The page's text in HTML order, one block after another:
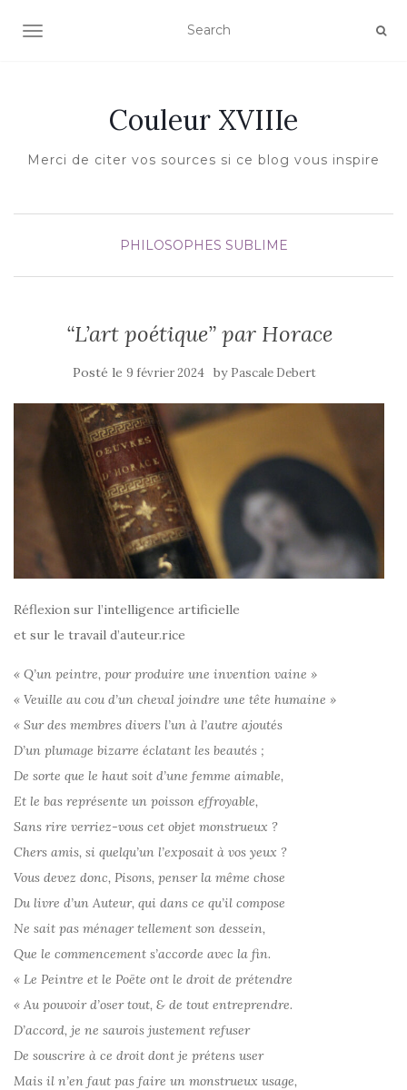
AFFICHER/MASQUER LA NAVIGATION
Couleur XVIIIe
Merci de citer vos sources si ce blog vous inspire
PHILOSOPHES SUBLIME
“L’art poétique” par Horace
Posté le 9 février 2024 by Pascale Debert
Réflexion sur l’intelligence artificielle
et sur le travail d’auteur.rice
« Q’un peintre, pour produire une invention vaine »
« Veuille au cou d’un cheval joindre une tête humaine »
« Sur des membres divers l’un à l’autre ajoutés
D’un plumage bizarre éclatant les beautés ;
De sorte que le haut soit d’une femme aimable,
Et le bas représente un poisson effroyable,
Sans rire verriez-vous cet objet monstrueux ?
Chers amis, si quelqu’un l’exposait à vos yeux ?
Vous devez donc, Pisons, penser la même chose
Du livre d’un Auteur, qui dans ce qu’il compose
Ne sait pas ménager tellement son dessein,
Que le commencement s’accorde avec la fin.
« Le Peintre et le Poëte ont le droit de prétendre
« Au pouvoir d’oser tout, & de tout entreprendre.
D’accord, je ne saurois justement refuser
De souscrire à ce droit dont je prétens user
Mais il n’en faut pas faire un monstrueux usage,